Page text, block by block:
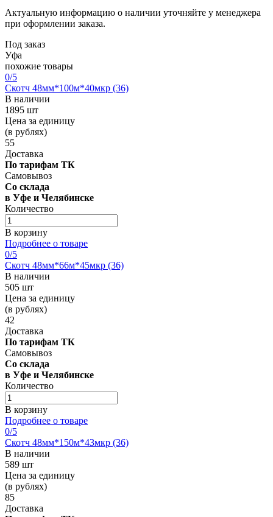
Актуальную информацию о наличии уточняйте у менеджера
при оформлении заказа.
Под заказ
Уфа
похожие товары
0/5
Скотч 48мм*100м*40мкр (36)
В наличии
1895 шт
Цена за единицу
(в рублях)
55
Доставка
По тарифам ТК
Самовывоз
Со склада
в Уфе и Челябинске
Количество
В корзину
Подробнее о товаре
0/5
Скотч 48мм*66м*45мкр (36)
В наличии
505 шт
Цена за единицу
(в рублях)
42
Доставка
По тарифам ТК
Самовывоз
Со склада
в Уфе и Челябинске
Количество
В корзину
Подробнее о товаре
0/5
Скотч 48мм*150м*43мкр (36)
В наличии
589 шт
Цена за единицу
(в рублях)
85
Доставка